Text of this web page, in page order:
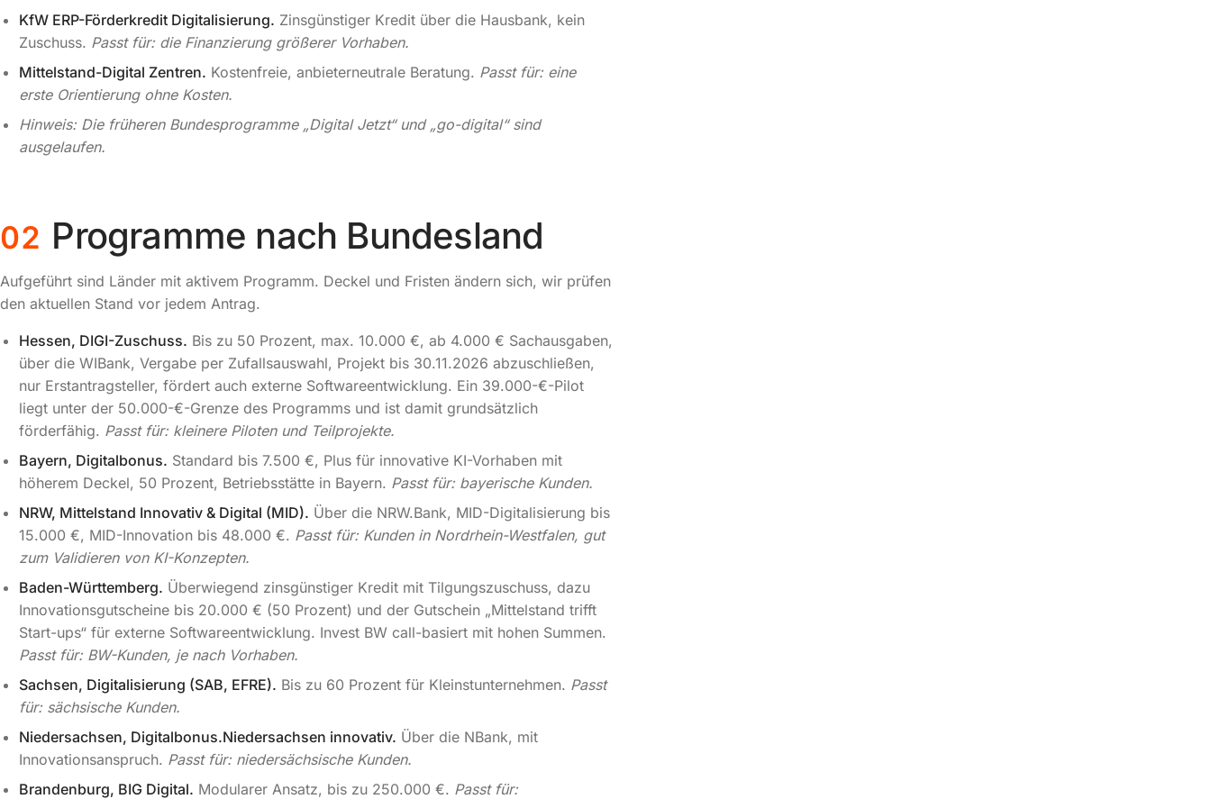
KfW ERP-Förderkredit Digitalisierung. Zinsgünstiger Kredit über die Hausbank, kein
Zuschuss. Passt für: die Finanzierung größerer Vorhaben.
Mittelstand-Digital Zentren. Kostenfreie, anbieterneutrale Beratung. Passt für: eine
erste Orientierung ohne Kosten.
Hinweis: Die früheren Bundesprogramme „Digital Jetzt“ und „go-digital“ sind
ausgelaufen.
02 Programme nach Bundesland
Aufgeführt sind Länder mit aktivem Programm. Deckel und Fristen ändern sich, wir prüfen
den aktuellen Stand vor jedem Antrag.
Hessen, DIGI-Zuschuss. Bis zu 50 Prozent, max. 10.000 €, ab 4.000 € Sachausgaben,
über die WIBank, Vergabe per Zufallsauswahl, Projekt bis 30.11.2026 abzuschließen,
nur Erstantragsteller, fördert auch externe Softwareentwicklung. Ein 39.000-€-Pilot
liegt unter der 50.000-€-Grenze des Programms und ist damit grundsätzlich
förderfähig. Passt für: kleinere Piloten und Teilprojekte.
Bayern, Digitalbonus. Standard bis 7.500 €, Plus für innovative KI-Vorhaben mit
höherem Deckel, 50 Prozent, Betriebsstätte in Bayern. Passt für: bayerische Kunden.
NRW, Mittelstand Innovativ & Digital (MID). Über die NRW.Bank, MID-Digitalisierung bis
15.000 €, MID-Innovation bis 48.000 €. Passt für: Kunden in Nordrhein-Westfalen, gut
zum Validieren von KI-Konzepten.
Baden-Württemberg. Überwiegend zinsgünstiger Kredit mit Tilgungszuschuss, dazu
Innovationsgutscheine bis 20.000 € (50 Prozent) und der Gutschein „Mittelstand trifft
Start-ups“ für externe Softwareentwicklung. Invest BW call-basiert mit hohen Summen.
Passt für: BW-Kunden, je nach Vorhaben.
Sachsen, Digitalisierung (SAB, EFRE). Bis zu 60 Prozent für Kleinstunternehmen. Passt
für: sächsische Kunden.
Niedersachsen, Digitalbonus.Niedersachsen innovativ. Über die NBank, mit
Innovationsanspruch. Passt für: niedersächsische Kunden.
Brandenburg, BIG Digital. Modularer Ansatz, bis zu 250.000 €. Passt für: